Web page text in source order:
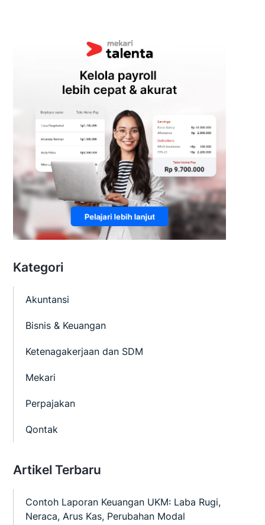
Kategori
Akuntansi
Bisnis & Keuangan
Ketenagakerjaan dan SDM
Mekari
Perpajakan
Qontak
Artikel Terbaru
Contoh Laporan Keuangan UKM: Laba Rugi,
Neraca, Arus Kas, Perubahan Modal